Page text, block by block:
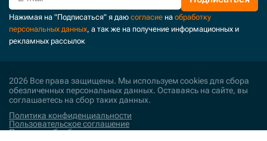
Нажимая на "Подписаться" я даю согласие на обработку
персональных данных, а так же на получение информационных и
рекламных рассылок
2026 Все права защищены. Мы используем cookies для сбора
обезличенных персональных данных. Оставаясь на сайте, вы
соглашаетесь на сбор таких данных.
Политика конфиденциальности
Пользовательское соглашение
Политика обработки персональных данных